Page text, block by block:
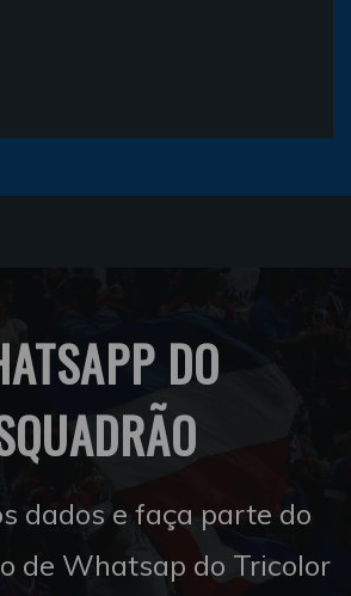
DO
dados e faça parte do
de Whatsap do Tricolor